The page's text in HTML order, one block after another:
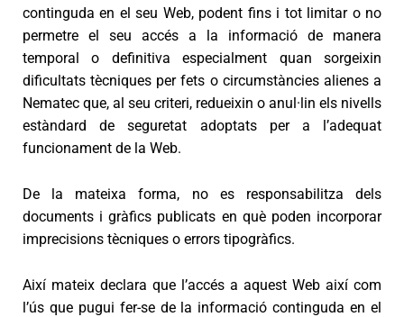
continguda en el seu Web, podent fins i tot limitar o no
permetre el seu accés a la informació de manera
temporal o definitiva especialment quan sorgeixin
dificultats tècniques per fets o circumstàncies alienes a
Nematec que, al seu criteri, redueixin o anul·lin els nivells
estàndard de seguretat adoptats per a l’adequat
funcionament de la Web.
De la mateixa forma, no es responsabilitza dels
documents i gràfics publicats en què poden incorporar
imprecisions tècniques o errors tipogràfics.
Així mateix declara que l’accés a aquest Web així com
l’ús que pugui fer-se de la informació continguda en el